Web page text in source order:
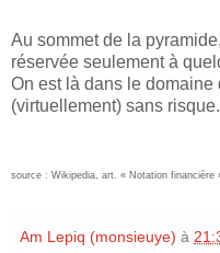
Au sommet de la
réservée seulement à
On est là dans le domaine
(virtuellement) sans risque.
source : Wikipedia, art. « Notation financière
Am Lepiq (monsieuye) à